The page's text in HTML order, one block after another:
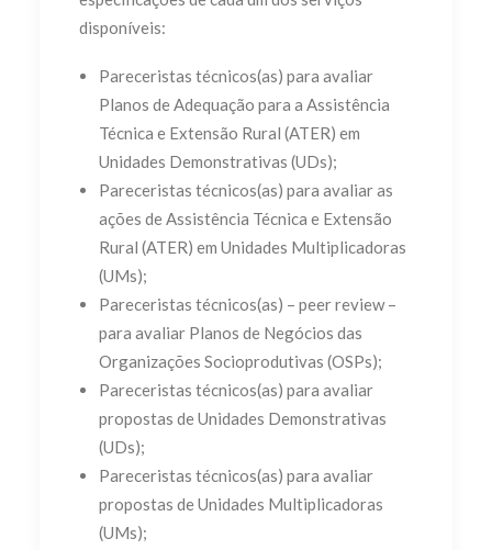
disponíveis:
Pareceristas técnicos(as) para avaliar
Planos de Adequação para a Assistência
Técnica e Extensão Rural (ATER) em
Unidades Demonstrativas (UDs);
Pareceristas técnicos(as) para avaliar as
ações de Assistência Técnica e Extensão
Rural (ATER) em Unidades Multiplicadoras
(UMs);
Pareceristas técnicos(as) – peer review –
para avaliar Planos de Negócios das
Organizações Socioprodutivas (OSPs);
Pareceristas técnicos(as) para avaliar
propostas de Unidades Demonstrativas
(UDs);
Pareceristas técnicos(as) para avaliar
propostas de Unidades Multiplicadoras
(UMs);